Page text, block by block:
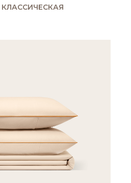
КЛАССИЧЕСКАЯ